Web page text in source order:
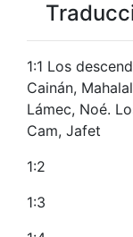
1:1 Los
Cainán,
Lámec, Noé.
Cam, Jafet
1:2
1:3